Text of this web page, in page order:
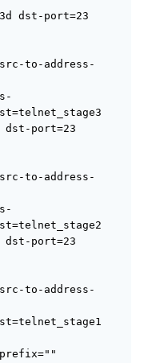
to-address-